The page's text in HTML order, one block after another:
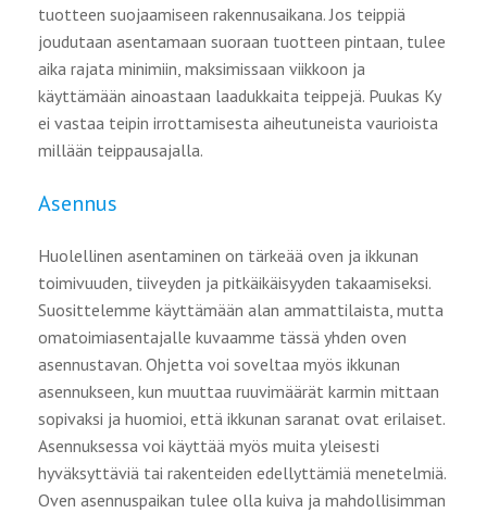
tuotteen suojaamiseen rakennusaikana. Jos teippiä
joudutaan asentamaan suoraan tuotteen pintaan, tulee
aika rajata minimiin, maksimissaan viikkoon ja
käyttämään ainoastaan laadukkaita teippejä. Puukas Ky
ei vastaa teipin irrottamisesta aiheutuneista vaurioista
millään teippausajalla.
Asennus
Huolellinen asentaminen on tärkeää oven ja ikkunan
toimivuuden, tiiveyden ja pitkäikäisyyden takaamiseksi.
Suosittelemme käyttämään alan ammattilaista, mutta
omatoimiasentajalle kuvaamme tässä yhden oven
asennustavan. Ohjetta voi soveltaa myös ikkunan
asennukseen, kun muuttaa ruuvimäärät karmin mittaan
sopivaksi ja huomioi, että ikkunan saranat ovat erilaiset.
Asennuksessa voi käyttää myös muita yleisesti
hyväksyttäviä tai rakenteiden edellyttämiä menetelmiä.
Oven asennuspaikan tulee olla kuiva ja mahdollisimman